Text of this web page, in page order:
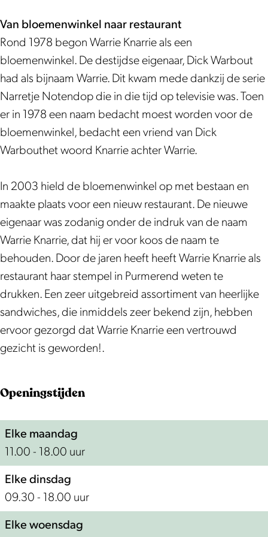
i
e
r
r
i
e
a
r
r
i
e
i
e
n
a
r
r
i
e
W
a
r
r
i
e
K
n
r
r
i
e
m
W
a
r
r
i
e
K
a
r
r
i
e
Van bloemenwinkel naar restaurant
Rond 1978 begon Warrie Knarrie als een
bloemenwinkel. De destijdse eigenaar, Dick Warbout
had als bijnaam Warrie. Dit kwam mede dankzij de serie
Narretje Notendop die in die tijd op televisie was. Toen
er in 1978 een naam bedacht moest worden voor de
bloemenwinkel, bedacht een vriend van Dick
Warbouthet woord Knarrie achter Warrie.
In 2003 hield de bloemenwinkel op met bestaan en
maakte plaats voor een nieuw restaurant. De nieuwe
eigenaar was zodanig onder de indruk van de naam
Warrie Knarrie, dat hij er voor koos de naam te
behouden. Door de jaren heeft heeft Warrie Knarrie als
restaurant haar stempel in Purmerend weten te
drukken. Een zeer uitgebreid assortiment van heerlijke
sandwiches, die inmiddels zeer bekend zijn, hebben
ervoor gezorgd dat Warrie Knarrie een vertrouwd
gezicht is geworden!.
Openingstijden
Elke maandag
11.00 - 18.00 uur
Elke dinsdag
09.30 - 18.00 uur
Elke woensdag